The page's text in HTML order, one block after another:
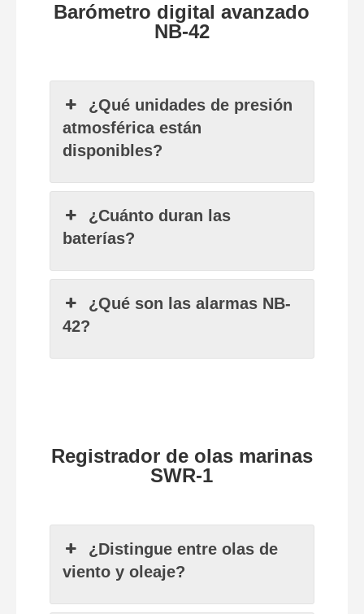
Barómetro digital avanzado
NB-42
¿Qué unidades de presión
atmosférica están
disponibles?
¿Cuánto duran las
baterías?
¿Qué son las alarmas NB-
42?
Registrador de olas marinas
SWR-1
¿Distingue entre olas de
viento y oleaje?